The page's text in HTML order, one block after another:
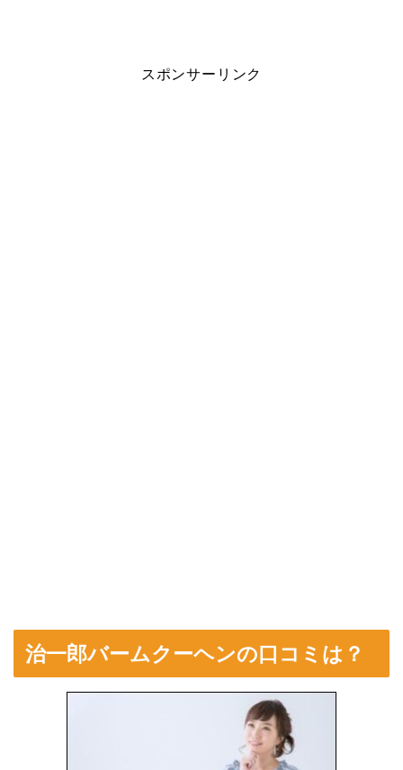
スポンサーリンク
治一郎バームクーヘンの口コミは？